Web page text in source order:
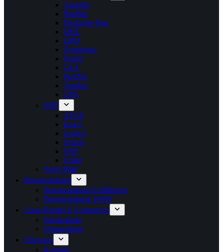
Asendia
Budbee
Deutsche Post
DHL
DPD
Dynalogic
Fedex
GLS
PostNL
Trunkrs
UPS
ERP
AFAS
Exact
Logic4
Oracle
SAP
Unit4
Nach Maß
Preisgestaltung
Preisgestaltung Fulfillment
Preisgestaltung WMS
Cross Border E-Commerce
Niederlande
Deutschland
Über-uns
Kontakt